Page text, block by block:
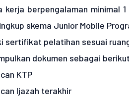
kerja berpengalaman minimal
skema Junior Mobile
sertifikat pelatihan sesuai
dokumen sebagai
KTP
Ijazah terakhir